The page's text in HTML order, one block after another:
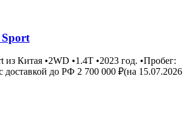
Китая •2WD •1.4T •2023 год. •Пробег:
до РФ 2 700 000 ₽(на 15.07.2026